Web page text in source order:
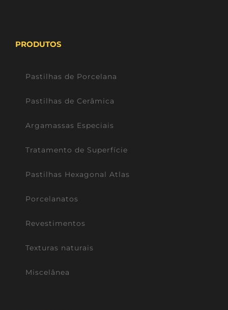
PRODUTOS
Pastilhas de Porcelana
Pastilhas de Cerâmica
Argamassas Especiais
Tratamento de Superfície
Pastilhas Hexagonal Atlas
Porcelanatos
Revestimentos
Texturas naturais
Miscelânea